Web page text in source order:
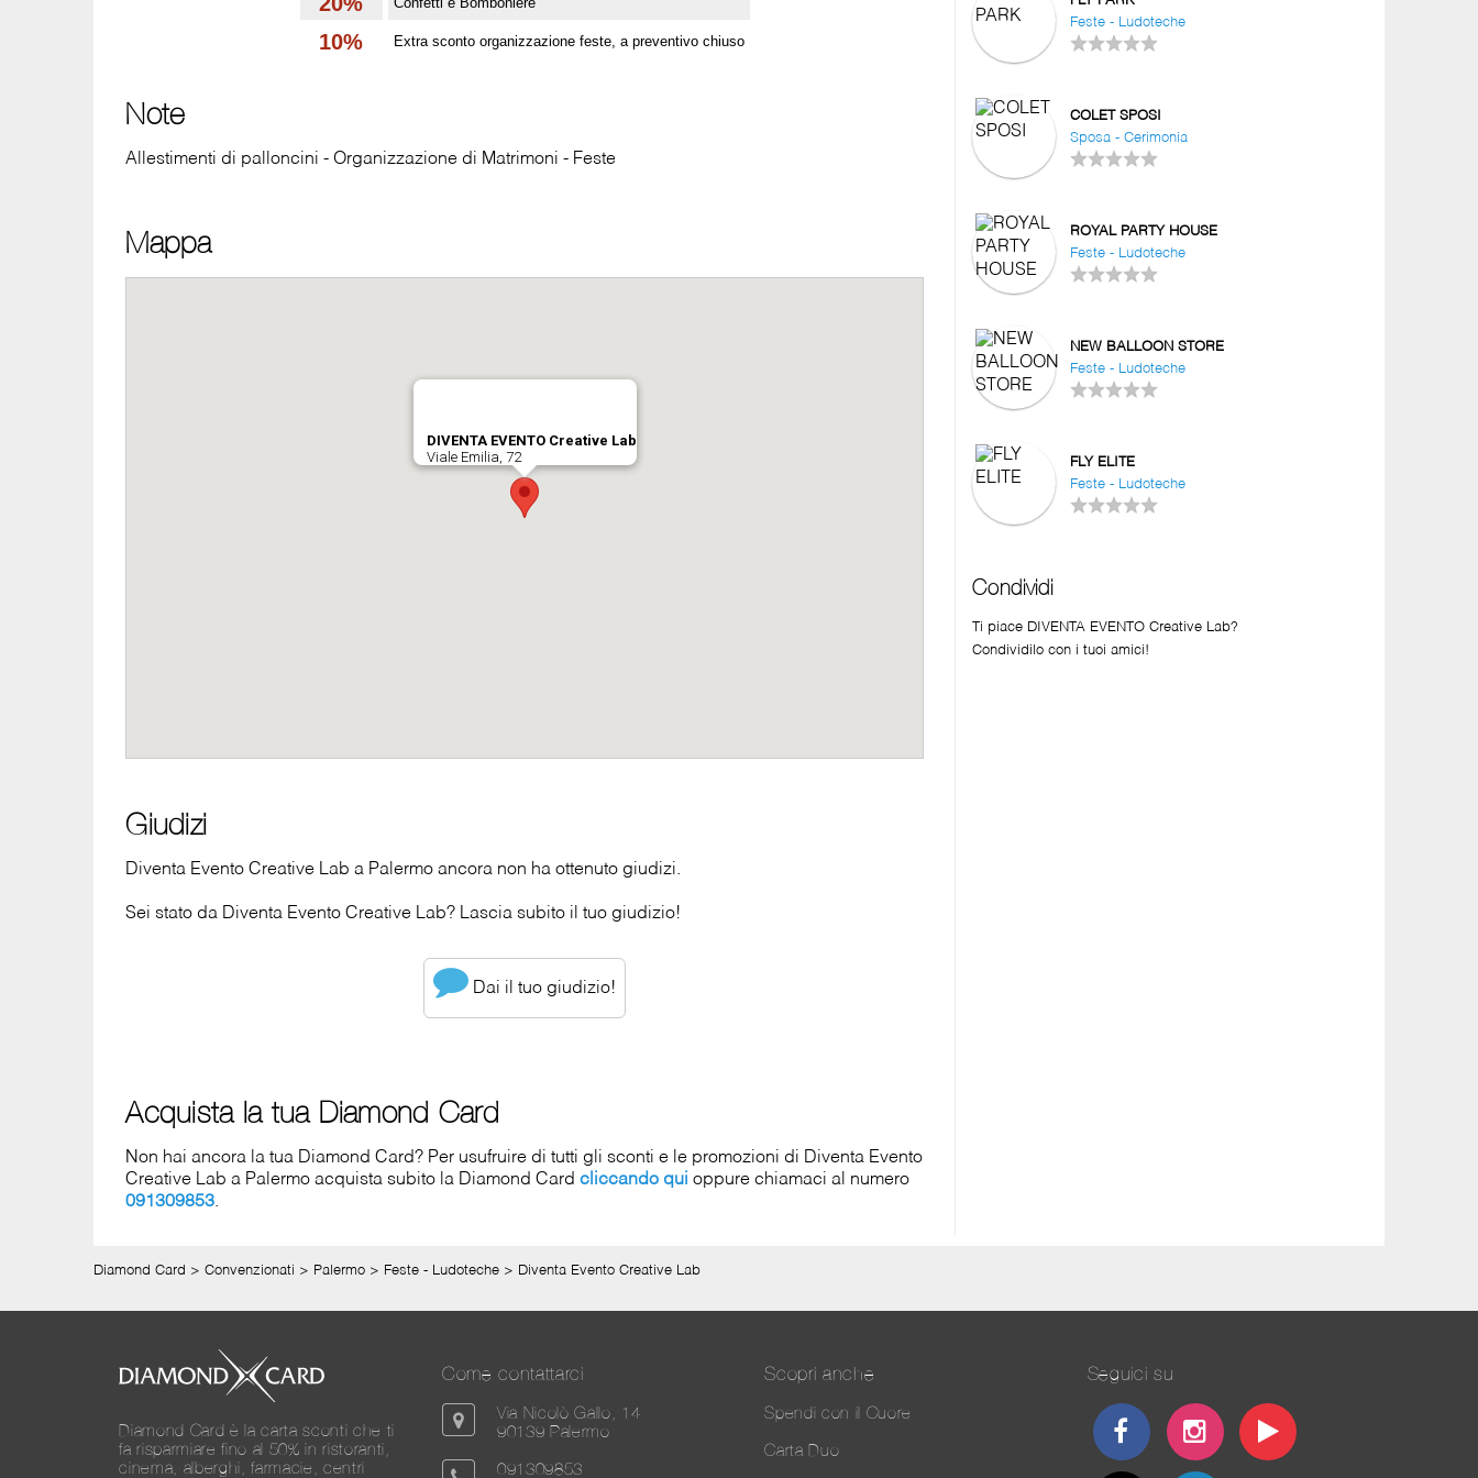
10% Extra sconto organizzazione feste, a preventivo chiuso
Note
Allestimenti di palloncini - Organizzazione di Matrimoni - Feste
Mappa
Giudizi
Diventa Evento Creative Lab a Palermo ancora non ha ottenuto giudizi.
Sei stato da Diventa Evento Creative Lab? Lascia subito il tuo giudizio!
Dai il tuo giudizio!
Acquista la tua Diamond Card
Non hai ancora la tua Diamond Card? Per usufruire di tutti gli sconti e le promozioni di Diventa Evento
Creative Lab a Palermo acquista subito la Diamond Cardcliccando qui oppure chiamaci al numero
091309853.
Feste - Ludoteche
COLET SPOSI
Sposa - Cerimonia
ROYAL PARTY HOUSE
Feste - Ludoteche
NEW BALLOON STORE
Feste - Ludoteche
FLY ELITE
Feste - Ludoteche
Condividi
Ti piace DIVENTA EVENTO Creative Lab?
Condividilo con i tuoi amici!
Diamond Card > Convenzionati > Palermo > Feste - Ludoteche > Diventa Evento Creative Lab
Diamond Card è la carta sconti che ti
fa risparmiare fino al 50% in ristoranti,
cinema, alberghi, farmacie, centri
Come contattarci
Via Nicolò Gallo, 14
90139 Palermo
091309853
Scopri anche
Spendi con il Cuore
Carta Duo
Seguici su